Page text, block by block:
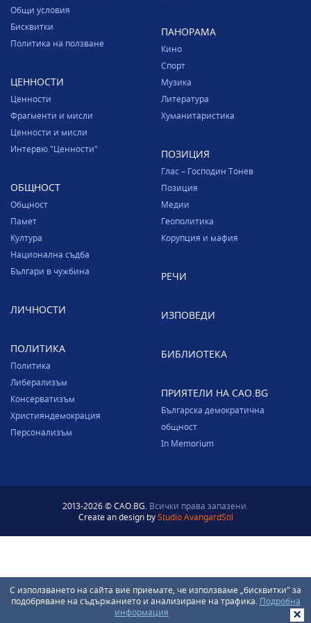
С използването на сайта вие приемате, че използваме „бисквитки" за
подобряване на съдържанието и анализиране на трафика. Подробна
информация
Общи условия
Бисквитки
Политика на ползване
ЦЕННОСТИ
Ценности
Фрагменти и мисли
Ценности и мисли
Интервю "Ценности"
ОБЩНОСТ
Общност
Памет
Култура
Национална съдба
Българи в чужбина
ЛИЧНОСТИ
ПОЛИТИКА
Политика
Либерализъм
Консерватизъм
Християндемокрация
Персонализъм
ПАНОРАМА
Кино
Спорт
Музика
Литература
Хуманитаристика
ПОЗИЦИЯ
Глас – Господин Тонев
Позиция
Медии
Геополитика
Корупция и мафия
РЕЧИ
ИЗПОВЕДИ
БИБЛИОТЕКА
ПРИЯТЕЛИ НА CAO.BG
Българска демократична
общност
In Memorium
2013-2026 © CAO.BG. Всички права запазени.
Create an design byStudio AvangardStil